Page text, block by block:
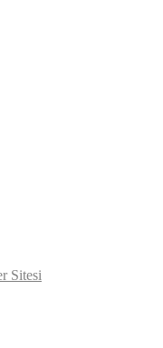
Sitesi